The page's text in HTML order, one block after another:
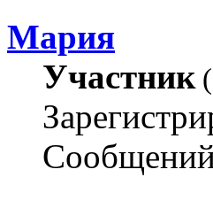
Мария
Участник(